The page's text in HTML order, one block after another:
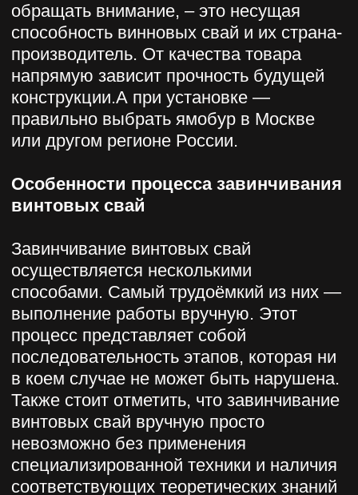
последовательность этапов, которая ни
в коем случае не может быть нарушена.
Также стоит отметить, что завинчивание
винтовых свай вручную просто
невозможно без применения
специализированной техники и наличия
соответствующих теоретических знаний
и практических навыков.
По своей сути, этот способ предполагает
человека, выполняющего работу, чем
какой бы то ни было. В подавляющем
большинстве случаев завинчивание
только для небольших по размеру
конструкций.
При ручном завинчивании винтовых
свай необходимо помнить о
следующих важных моментах:
В процессе расчёта фундамента
принимаются во внимание габариты
конечного сооружения.
Перед началом работы проводится
анализ типа грунта и выявляются его
основные характеристики.
Определяется глубина промерзания
почвы.